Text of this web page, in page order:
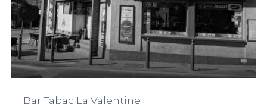
Bar Tabac La Valentine